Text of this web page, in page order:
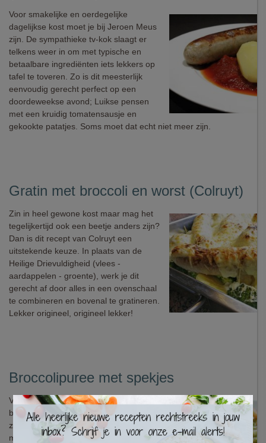
Voor smakelijke en oerdegelijke
dagelijkse kost moet je bij Jeroen Meus
zijn. De sympathieke tv-kok slaagt er
telkens weer in om met typische en
betaalbare ingrediënten iets lekkers op
tafel te toveren. Zo is dit meesterlijk
eenvoudig gerecht perfect op een
doordeweekse avond; Luikse pensen
met een kruidig tomatensausje en
gekookte patatjes. Soms moet dat echt niet meer zijn.
Gratin met broccoli en worst (Colruyt)
Zin in heel gewone kost maar mag het
tegelijkertijd ook een beetje anders zijn?
Dan is dit recept van Colruyt een
uitstekende keuze. In plaats van de
Heilige Drievuldigheid (vlees -
aardappelen - groente), werk je dit
gerecht af door alles in een ovenschaal
te combineren en bovenal te gratineren.
Lekker origineel, origineel lekker!
Broccolipuree met spekjes
Voor lekkere comfortfood van de
bovenste plank hoef je niet creatief te
zijn. Gewoon, alledaags goed is soms
meer dan voldoende. Dat is precies wat
×